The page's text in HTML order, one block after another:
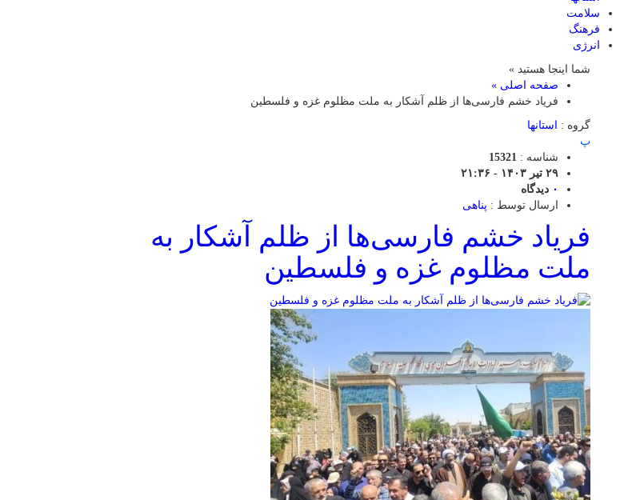
سلامت
فرهنگ
انرژی
شما اینجا هستید »
صفحه اصلی »
فریاد خشم فارسی‌ها از ظلم آشکار به ملت مظلوم غزه و فلسطین
گروه :
استانها
پ
شناسه : 15321
۲۹ تیر ۱۴۰۳ - ۲۱:۳۶
۰ دیدگاه
ارسال توسط : پناهی
فریاد خشم فارسی‌ها از ظلم آشکار به
ملت مظلوم غزه و فلسطین